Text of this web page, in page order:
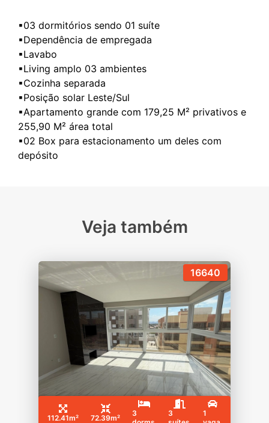
▪03 dormitórios sendo 01 suíte
▪Dependência de empregada
▪Lavabo
▪Living amplo 03 ambientes
▪Cozinha separada
▪Posição solar Leste/Sul
▪Apartamento grande com 179,25 M² privativos e
255,90 M² área total
▪02 Box para estacionamento um deles com
Veja também
16640
112.41m² 72.39m²
3
3
1